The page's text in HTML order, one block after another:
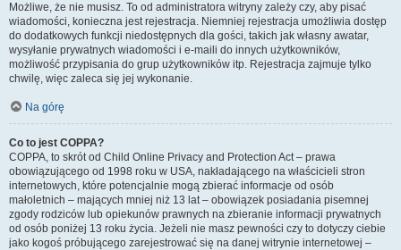
Możliwe, że nie musisz. To od administratora witryny zależy czy, aby pisać
wiadomości, konieczna jest rejestracja. Niemniej rejestracja umożliwia dostęp
do dodatkowych funkcji niedostępnych dla gości, takich jak własny awatar,
wysyłanie prywatnych wiadomości i e-maili do innych użytkowników,
możliwość przypisania do grup użytkowników itp. Rejestracja zajmuje tylko
chwilę, więc zaleca się jej wykonanie.
Na górę
Co to jest COPPA?
COPPA, to skrót od Child Online Privacy and Protection Act – prawa
obowiązującego od 1998 roku w USA, nakładającego na właścicieli stron
internetowych, które potencjalnie mogą zbierać informacje od osób
małoletnich – mających mniej niż 13 lat – obowiązek posiadania pisemnej
zgody rodziców lub opiekunów prawnych na zbieranie informacji prywatnych
od osób poniżej 13 roku życia. Jeżeli nie masz pewności czy to dotyczy ciebie
jako kogoś próbującego zarejestrować się na danej witrynie internetowej –